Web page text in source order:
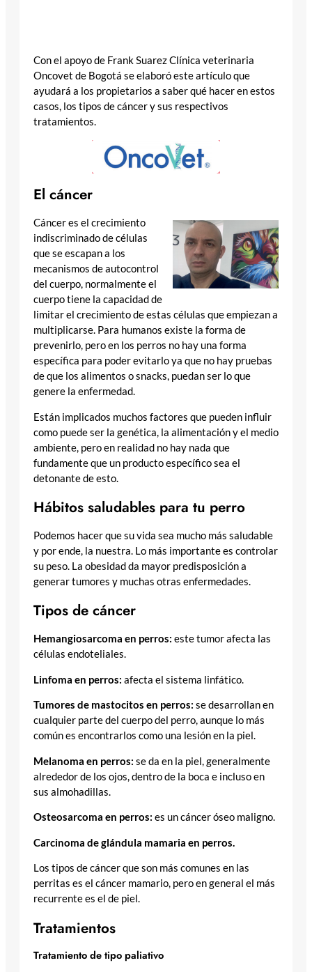
Con el apoyo de Frank Suarez Clínica veterinaria
Oncovet de Bogotá se elaboró este artículo que
ayudará a los propietarios a saber qué hacer en estos
casos, los tipos de cáncer y sus respectivos
tratamientos.
El cáncer
Cáncer es el crecimiento
indiscriminado de células
que se escapan a los
mecanismos de autocontrol
del cuerpo, normalmente el
cuerpo tiene la capacidad de
limitar el crecimiento de estas células que empiezan a
multiplicarse. Para humanos existe la forma de
prevenirlo, pero en los perros no hay una forma
específica para poder evitarlo ya que no hay pruebas
de que los alimentos o snacks, puedan ser lo que
genere la enfermedad.
Están implicados muchos factores que pueden influir
como puede ser la genética, la alimentación y el medio
ambiente, pero en realidad no hay nada que
fundamente que un producto específico sea el
detonante de esto.
Hábitos saludables para tu perro
Podemos hacer que su vida sea mucho más saludable
y por ende, la nuestra. Lo más importante es controlar
su peso. La obesidad da mayor predisposición a
generar tumores y muchas otras enfermedades.
Tipos de cáncer
Hemangiosarcoma en perros: este tumor afecta las
células endoteliales.
Linfoma en perros: afecta el sistema linfático.
Tumores de mastocitos en perros: se desarrollan en
cualquier parte del cuerpo del perro, aunque lo más
común es encontrarlos como una lesión en la piel.
Melanoma en perros: se da en la piel, generalmente
alrededor de los ojos, dentro de la boca e incluso en
sus almohadillas.
Osteosarcoma en perros: es un cáncer óseo maligno.
Carcinoma de glándula mamaria en perros.
Los tipos de cáncer que son más comunes en las
perritas es el cáncer mamario, pero en general el más
recurrente es el de piel.
Tratamientos
Tratamiento de tipo paliativo